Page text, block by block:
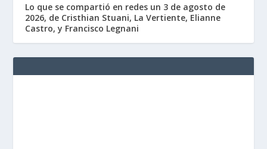
Lo que se compartió en redes un 3 de agosto de
2026, de Cristhian Stuani, La Vertiente, Elianne
Castro, y Francisco Legnani